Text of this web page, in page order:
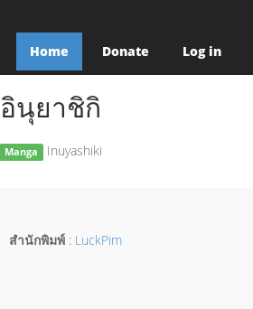
Home Donate Log in
อินุยาชิกิ
Manga Inuyashiki
สำนักพิมพ์ : LuckPim